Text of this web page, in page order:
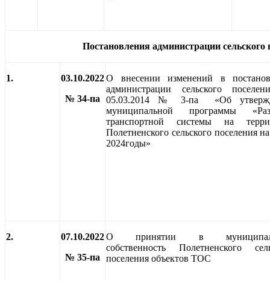
Постановления администрации сельского
1.
03.10.2022
№ 34-па
О внесении изменений в
администрации сельского
05.03.2014 № 3-па «Об
муниципальной программы
транспортной системы на
Полетненского сельского поселения
2024годы»
2.
07.10.2022
№ 35-па
О принятии в
собственность Полетненского
поселения объектов ТОС